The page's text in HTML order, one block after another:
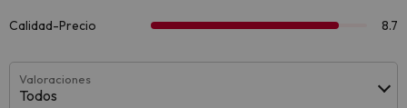
Valoraciones
Todos